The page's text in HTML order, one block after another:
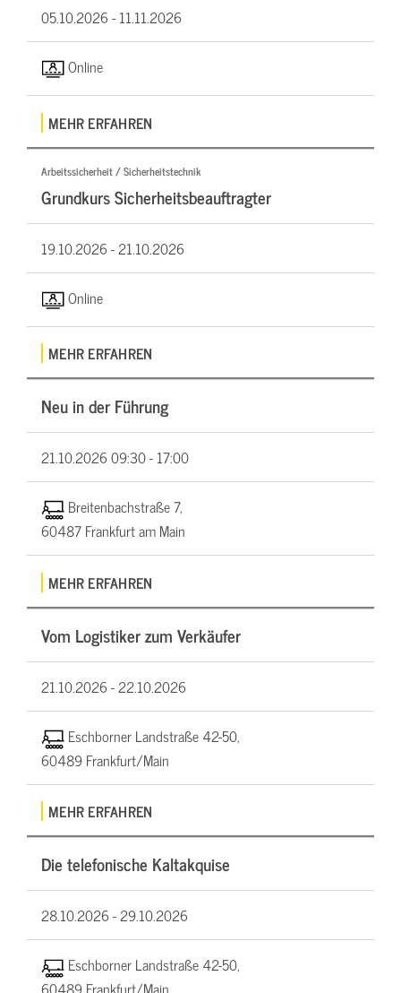
05.10.2026 -11.11.2026
Online
MEHR ERFAHREN
Arbeitssicherheit / Sicherheitstechnik
Grundkurs Sicherheitsbeauftragter
19.10.2026 -21.10.2026
Online
MEHR ERFAHREN
Neu in der Führung
21.10.202609:30 - 17:00
Breitenbachstraße 7,
60487 Frankfurt am Main
MEHR ERFAHREN
Vom Logistiker zum Verkäufer
21.10.2026 -22.10.2026
Eschborner Landstraße 42-50,
60489 Frankfurt/Main
MEHR ERFAHREN
Die telefonische Kaltakquise
28.10.2026 -29.10.2026
Eschborner Landstraße 42-50,